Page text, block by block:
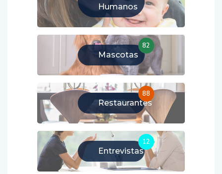
Humanos
Mascotas
82
Restaurantes
88
Entrevistas
12